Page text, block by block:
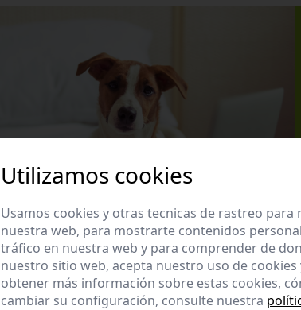
Utilizamos cookies
Usamos cookies y otras tecnicas de rastreo
nuestra web, para mostrarte contenidos
tráfico en nuestra web y para comprender de
nuestro sitio web, acepta nuestro uso de
obtener más información sobre estas cookies,
cambiar su configuración, consulte nuestra